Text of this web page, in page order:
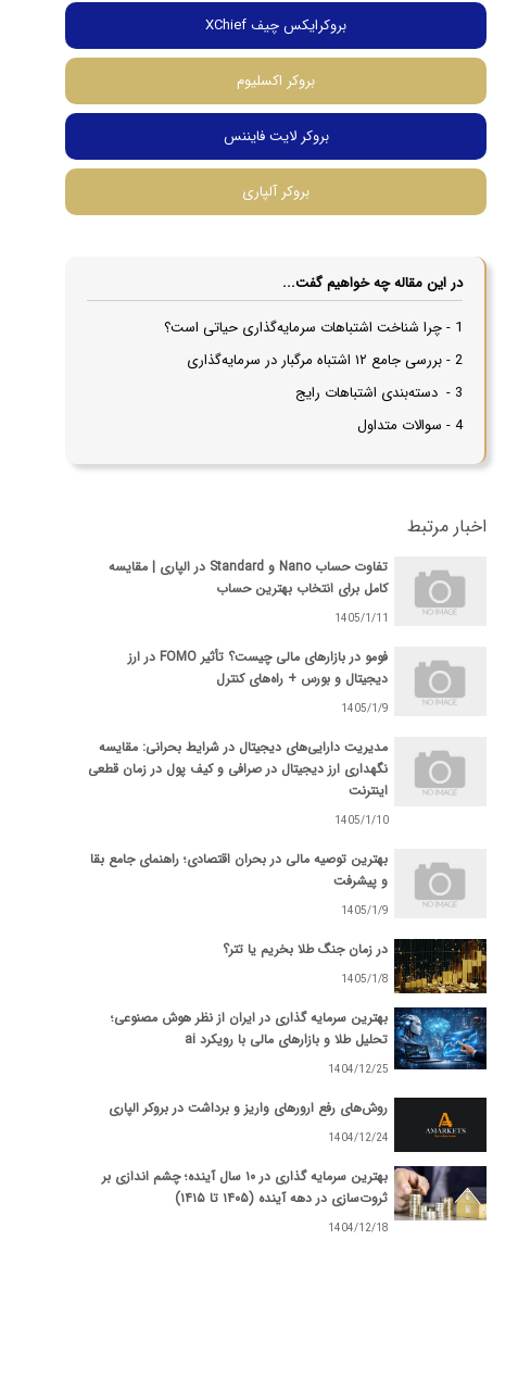
بروکرایکس چیف XChief
بروکر اکسلیوم
بروکر لایت فایننس
بروکر آلپاری
در این مقاله چه خواهیم گفت...
1 - چرا شناخت اشتباهات سرمایه‌گذاری حیاتی است؟
2 - بررسی جامع ۱۲ اشتباه مرگبار در سرمایه‌گذاری
3 - دسته‌بندی اشتباهات رایج
4 - سوالات متداول
اخبار مرتبط
تفاوت حساب‌ Nano و Standard در الپاری | مقایسه
کامل برای انتخاب بهترین حساب
1405/1/11
فومو در بازارهای مالی چیست؟ تأثیر FOMO در ارز
دیجیتال و بورس + راه‌های کنترل
1405/1/9
مدیریت دارایی‌های دیجیتال در شرایط بحرانی: مقایسه
نگهداری ارز دیجیتال در صرافی و کیف پول در زمان قطعی
اینترنت
1405/1/10
بهترین توصیه مالی در بحران اقتصادی؛ راهنمای جامع بقا
و پیشرفت
1405/1/9
در زمان جنگ طلا بخریم یا تتر؟
1405/1/8
بهترین سرمایه گذاری در ایران از نظر هوش مصنوعی؛
تحلیل طلا و بازارهای مالی با رویکرد ai
1404/12/25
روش‌های رفع ارورهای واریز و برداشت در بروکر الپاری
1404/12/24
بهترین سرمایه گذاری در ۱۰ سال آینده؛ چشم اندازی بر
ثروت‌سازی در دهه آینده (۱۴۰۵ تا ۱۴۱۵)
1404/12/18